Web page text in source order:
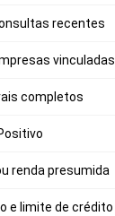
recentes
vinculadas
completos
renda presumida
e limite de crédito